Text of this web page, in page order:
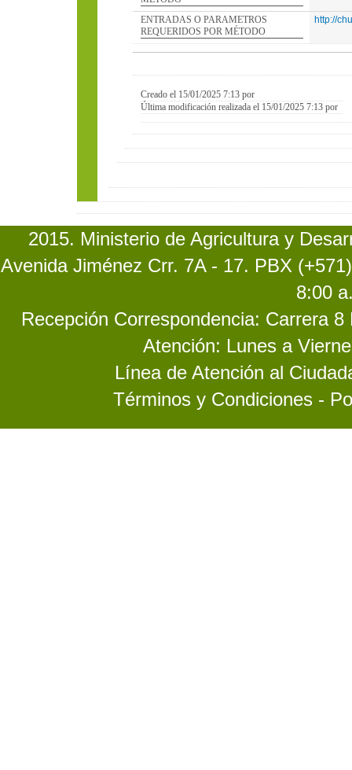
ENTRADAS O PARAMETROS
REQUERIDOS POR MÉTODO
http://
Creado el 15/01/2025 7:13 por
Última modificación realizada el 15/01/2025 7:13 por
2015. Ministerio de Agricultura y
Avenida Jiménez Crr. 7A - 17. PBX
8:00
Recepción Correspondencia: Carrera
Atención: Lunes a
Línea de Atención al
Términos y Condiciones -